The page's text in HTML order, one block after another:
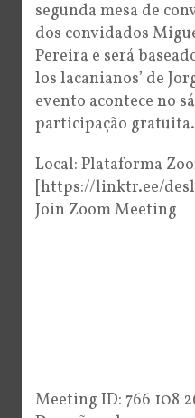
segunda mesa de
dos convidados
Pereira e será
los lacanianos’ de
evento acontece no
participação gratuita.
Local: Plataforma
[https://linktr.ee/
Join Zoom Meeting
Meeting ID: 766 108